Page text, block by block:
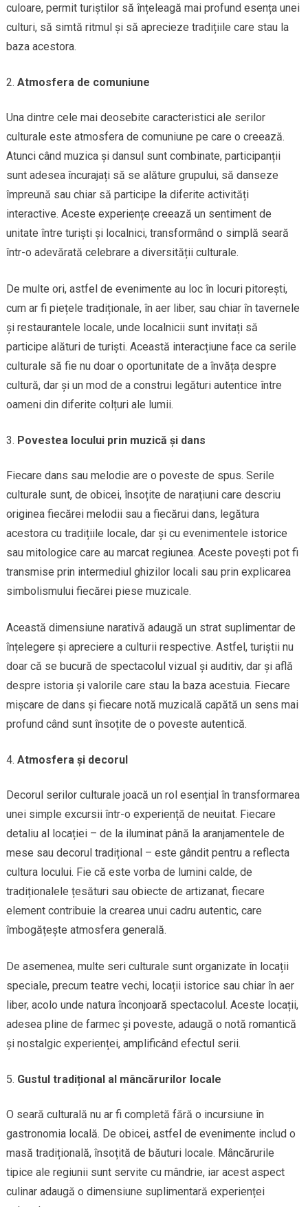
culoare, permit turiștilor să înțeleagă mai profund esența unei
culturi, să simtă ritmul și să aprecieze tradițiile care stau la
baza acestora.
Atmosfera de comuniune
Una dintre cele mai deosebite caracteristici ale serilor
culturale este atmosfera de comuniune pe care o creează.
Atunci când muzica și dansul sunt combinate, participanții
sunt adesea încurajați să se alăture grupului, să danseze
împreună sau chiar să participe la diferite activități
interactive. Aceste experiențe creează un sentiment de
unitate între turiști și localnici, transformând o simplă seară
într-o adevărată celebrare a diversității culturale.
De multe ori, astfel de evenimente au loc în locuri pitorești,
cum ar fi piețele tradiționale, în aer liber, sau chiar în tavernele
și restaurantele locale, unde localnicii sunt invitați să
participe alături de turiști. Această interacțiune face ca serile
culturale să fie nu doar o oportunitate de a învăța despre
cultură, dar și un mod de a construi legături autentice între
oameni din diferite colțuri ale lumii.
Povestea locului prin muzică și dans
Fiecare dans sau melodie are o poveste de spus. Serile
culturale sunt, de obicei, însoțite de narațiuni care descriu
originea fiecărei melodii sau a fiecărui dans, legătura
acestora cu tradițiile locale, dar și cu evenimentele istorice
sau mitologice care au marcat regiunea. Aceste povești pot fi
transmise prin intermediul ghizilor locali sau prin explicarea
simbolismului fiecărei piese muzicale.
Această dimensiune narativă adaugă un strat suplimentar de
înțelegere și apreciere a culturii respective. Astfel, turiștii nu
doar că se bucură de spectacolul vizual și auditiv, dar și află
despre istoria și valorile care stau la baza acestuia. Fiecare
mișcare de dans și fiecare notă muzicală capătă un sens mai
profund când sunt însoțite de o poveste autentică.
Atmosfera și decorul
Decorul serilor culturale joacă un rol esențial în transformarea
unei simple excursii într-o experiență de neuitat. Fiecare
detaliu al locației – de la iluminat până la aranjamentele de
mese sau decorul tradițional – este gândit pentru a reflecta
cultura locului. Fie că este vorba de lumini calde, de
tradiționalele țesături sau obiecte de artizanat, fiecare
element contribuie la crearea unui cadru autentic, care
îmbogățește atmosfera generală.
De asemenea, multe seri culturale sunt organizate în locații
speciale, precum teatre vechi, locații istorice sau chiar în aer
liber, acolo unde natura înconjoară spectacolul. Aceste locații,
adesea pline de farmec și poveste, adaugă o notă romantică
și nostalgic experienței, amplificând efectul serii.
Gustul tradițional al mâncărurilor locale
O seară culturală nu ar fi completă fără o incursiune în
gastronomia locală. De obicei, astfel de evenimente includ o
masă tradițională, însoțită de băuturi locale. Mâncărurile
tipice ale regiunii sunt servite cu mândrie, iar acest aspect
culinar adaugă o dimensiune suplimentară experienței